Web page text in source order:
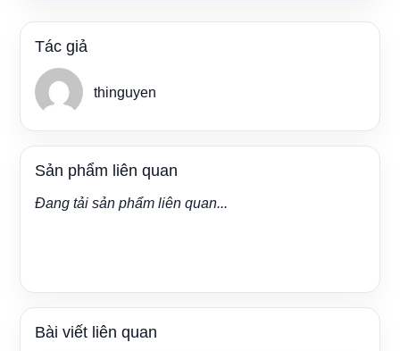
Tác giả
thinguyen
Sản phẩm liên quan
Đang tải sản phẩm liên quan...
Bài viết liên quan